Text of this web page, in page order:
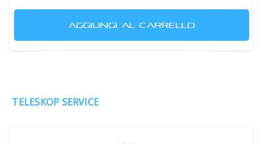
AGGIUNGI AL CARRELLO
TELESKOP SERVICE